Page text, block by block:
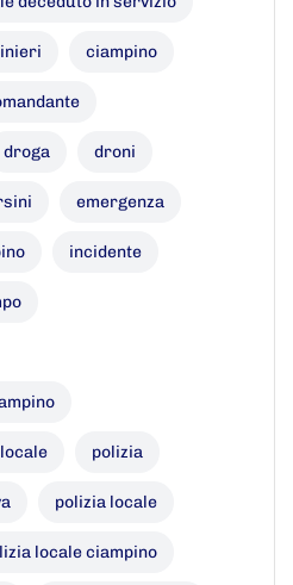
ciampino
droga droni
emergenza
incidente
polizia
polizia locale
locale ciampino